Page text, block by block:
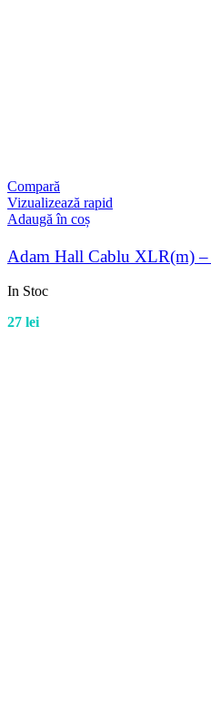
Compară
Vizualizează rapid
Adaugă în coș
Adam Hall Cablu XLR(m)
In Stoc
27 lei